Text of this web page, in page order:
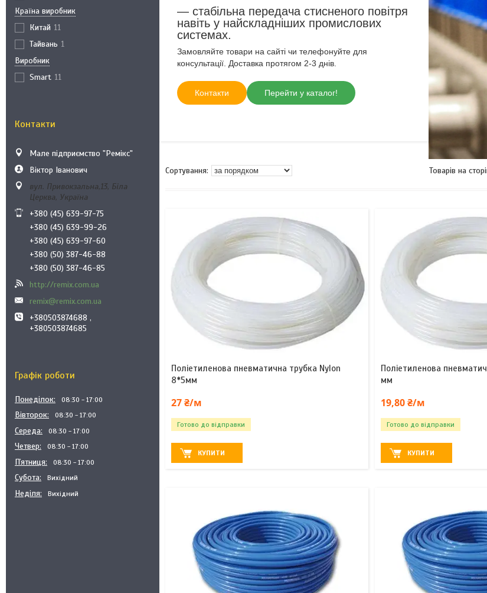
Країна виробник
Китай 11
Тайвань 1
Виробник
Smart 11
Контакти
Мале підприємство "Ремікс"
Віктор Іванович
вул. Привокзальна,13, Біла
Церква, Україна
+380 (45) 639-97-75
+380 (45) 639-99-26
+380 (45) 639-97-60
+380 (50) 387-46-88
+380 (50) 387-46-85
http://remix.com.ua
remix@remix.com.ua
+380503874688 ,
+380503874685
Графік роботи
Понеділок 08:30 17:00
Вівторок 08:30 17:00
Середа 08:30 17:00
Четвер 08:30 17:00
Пʼятниця 08:30 17:00
Субота Вихідний
Неділя Вихідний
— стабільна передача стисненого повітря
навіть у найскладніших промислових
системах.
Замовляйте товари на сайті чи телефонуйте для
консультації. Доставка протягом 2-3 днів.
Контакти Перейти у каталог!
Поліетиленова пневматична трубка Nylon
8*5мм
27 ₴/м
Готово до відправки
КУПИТИ
Поліетиленова
мм
19,80 ₴/м
Готово до відправки
КУПИТИ